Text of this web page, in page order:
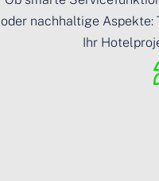
oder nachhaltige Aspekte:
Ihr